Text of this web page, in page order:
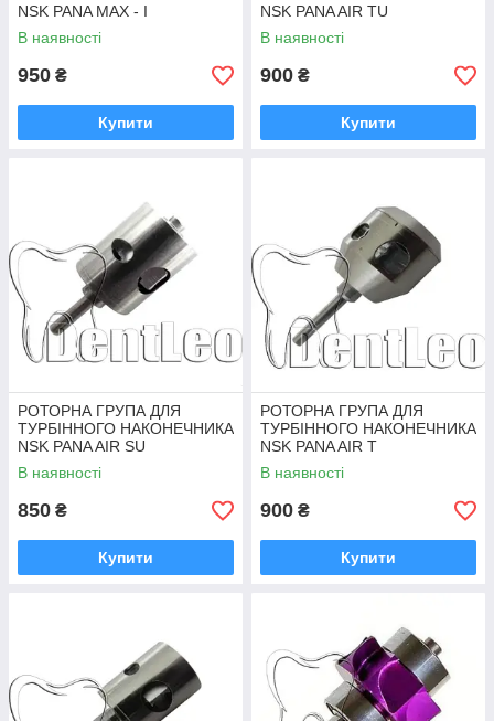
NSK PANA MAX - I
В наявності
950 ₴
Купити
NSK PANA AIR TU
В наявності
900 ₴
Купити
РОТОРНА ГРУПА ДЛЯ
ТУРБІННОГО НАКОНЕЧНИКА
NSK PANA AIR SU
В наявності
850 ₴
Купити
РОТОРНА ГРУПА ДЛЯ
ТУРБІННОГО НАКОНЕЧНИКА
NSK PANA AIR T
В наявності
900 ₴
Купити